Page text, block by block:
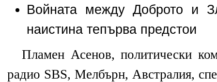
Войната между Доброто и
наистина тепърва предстои
Пламен Асенов, политически
радио SBS, Мелбърн, Австралия,